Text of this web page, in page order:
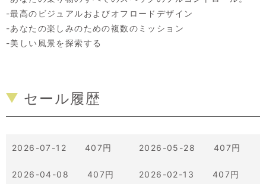
-最高のビジュアルおよびオフロードデザイン
-あなたの楽しみのための複数のミッション
-美しい風景を探索する
セール履歴
2026-07-12 407円 2026-05-28 407円
2026-04-08 407円 2026-02-13 407円